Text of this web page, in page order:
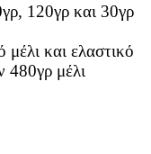
120γρ και 30γρ
μέλι και ελαστικό
480γρ μέλι